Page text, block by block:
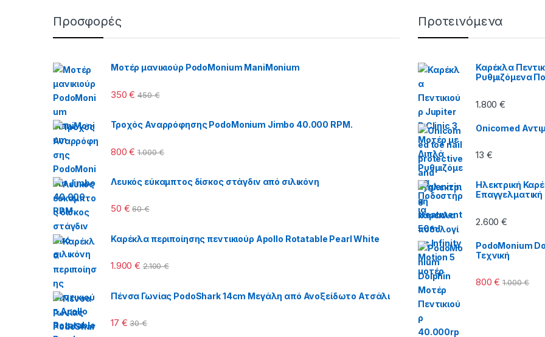
Προσφορές
Μοτέρ μανικιούρ PodoMonium ManiMonium
350€ 450€
Τροχός Αναρρόφησης PodoMonium Jimbo 40.000 RPM.
800€ 1.000€
Λευκός εύκαμπτος δίσκος στάγδιν από σιλικόνη
50 € 60€
Καρέκλα περιποίησης πεντικιούρ Apollo Rotatable Pearl White
1.900€ 2.100€
Πένσα Γωνίας PodoShark 14cm Μεγάλη από Ανοξείδωτο Ατσάλι
17 € 30€
Προτεινόμενα
Καρέκλα
Ρυθμιζόμενα
1.800€
Onicomed
13 €
Ηλεκτρική
Επαγγελματική
2.600€
PodoMonium
Τεχνική
800€ 1.000€